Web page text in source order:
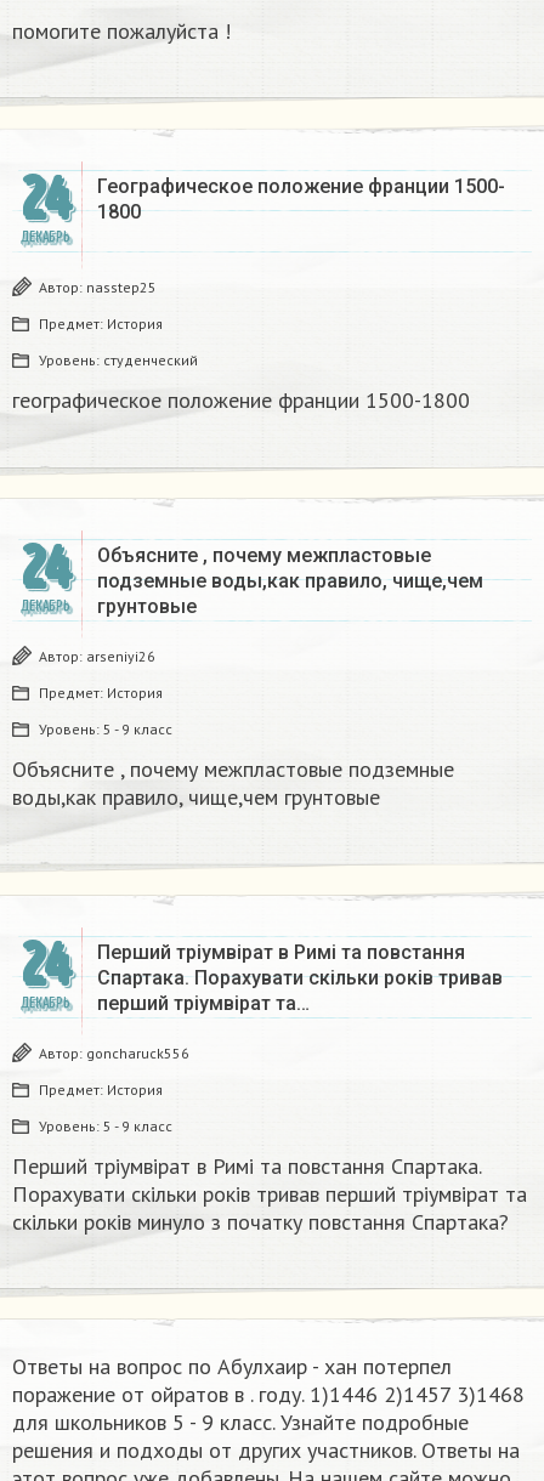
помогите пожалуйста !
24
ДЕКАБРЬ
Географическое положение франции 1500-
1800​
Автор: nasstep25
Предмет: История
Уровень: студенческий
географическое положение франции 1500-1800​
24
ДЕКАБРЬ
Объясните , почему межпластовые
подземные воды,как правило, чище,чем
грунтовые​
Автор: arseniyi26
Предмет: История
Уровень: 5 - 9 класс
Объясните , почему межпластовые подземные
воды,как правило, чище,чем грунтовые​
24
ДЕКАБРЬ
Перший тріумвірат в Римі та повстання
Спартака. Порахувати скільки років тривав
перший тріумвірат та…
Автор: goncharuck556
Предмет: История
Уровень: 5 - 9 класс
Перший тріумвірат в Римі та повстання Спартака.
Порахувати скільки років тривав перший тріумвірат та
скільки років минуло з початку повстання Спартака?
Ответы на вопрос по Абулхаир - хан потерпел
поражение от ойратов в . году. 1)1446 2)1457 3)1468​
для школьников 5 - 9 класс. Узнайте подробные
решения и подходы от других участников. Ответы на